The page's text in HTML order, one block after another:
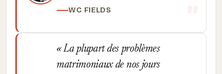
WC FIELDS
La plupart des problèmes
matrimoniaux de nos jours